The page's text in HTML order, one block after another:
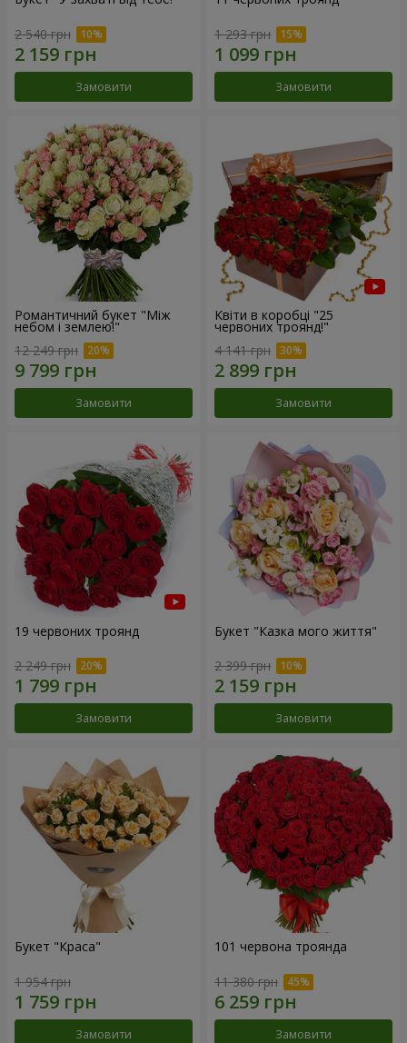
2 540 грн
Замовити
1 293 грн
Замовити
Романтичний букет "Між
небом і землею!"
12 249 грн
Замовити
Квіти в коробці "25
червоних троянд!"
4 141 грн
Замовити
19 червоних троянд
2 249 грн
Замовити
Букет "Казка мого життя"
2 399 грн
Замовити
Букет "Краса"
1 954 грн
Замовити
101 червона троянда
11 380 грн
Замовити